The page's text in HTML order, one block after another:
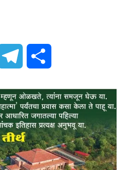
Twitter Telegram